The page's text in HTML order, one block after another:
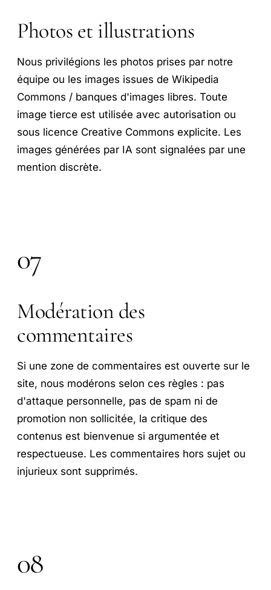
Photos et illustrations
Nous privilégions les photos prises par notre
équipe ou les images issues de Wikipedia
Commons / banques d'images libres. Toute
image tierce est utilisée avec autorisation ou
sous licence Creative Commons explicite. Les
images générées par IA sont signalées par une
mention discrète.
07
Modération des
commentaires
Si une zone de commentaires est ouverte sur le
site, nous modérons selon ces règles : pas
d'attaque personnelle, pas de spam ni de
promotion non sollicitée, la critique des
contenus est bienvenue si argumentée et
respectueuse. Les commentaires hors sujet ou
injurieux sont supprimés.
08